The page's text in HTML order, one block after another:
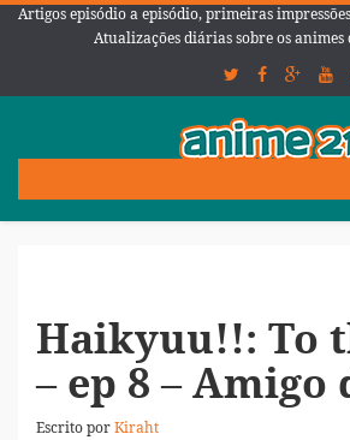
Artigos episódio a episódio, primeiras
Atualizações diárias sobre os animes
Haikyuu!!: To
– ep 8 – Amigo
Escrito porKiraht